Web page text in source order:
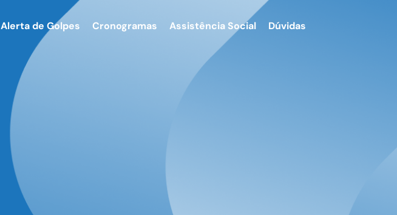
Alerta de Golpes Cronogramas Assistência Social Dúvidas